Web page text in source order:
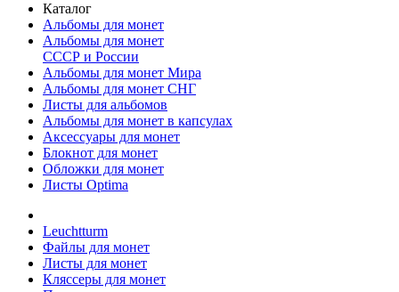
Каталог
Альбомы для монет
Альбомы для монет
СССР и России
Альбомы для монет Мира
Альбомы для монет СНГ
Листы для альбомов
Альбомы для монет в капсулах
Аксессуары для монет
Блокнот для монет
Обложки для монет
Листы Optima
Leuchtturm
Файлы для монет
Листы для монет
Кляссеры для монет